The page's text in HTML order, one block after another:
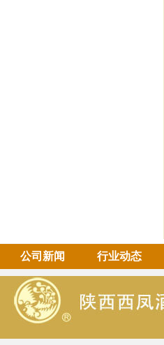
公司新闻 行业动态